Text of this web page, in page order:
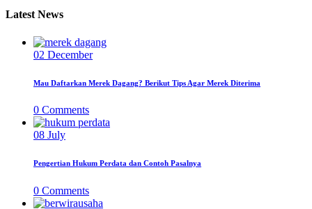
Latest News
02 December
Mau Daftarkan Merek Dagang? Berikut Tips Agar Merek Diterima
0 Comments
08 July
Pengertian Hukum Perdata dan Contoh Pasalnya
0 Comments